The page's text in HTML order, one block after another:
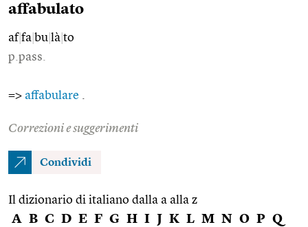
affabulato
af|fa bu là to
p.pass.
=> affabulare
Correzioni e suggerimenti
Condividi
Il dizionario di italiano dalla a alla z
A B C D E F G H I J K L M N O P Q